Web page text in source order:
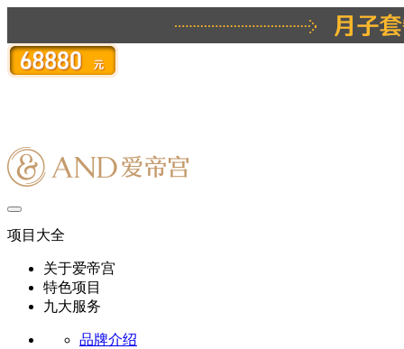
项目大全
关于爱帝宫
特色项目
九大服务
品牌介绍